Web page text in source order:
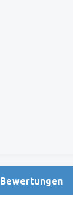
Bewertungen